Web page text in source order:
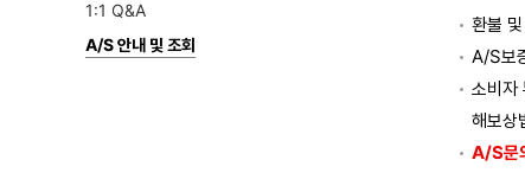
1:1 Q&A
A/S 안내 및 조회
환불
A/S보
소비자
해보상
A/S문